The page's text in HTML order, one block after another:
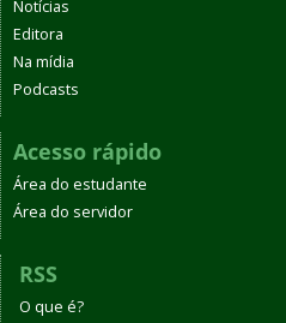
Notícias
Editora
Na mídia
Podcasts
Acesso rápido
Área do estudante
Área do servidor
RSS
O que é?